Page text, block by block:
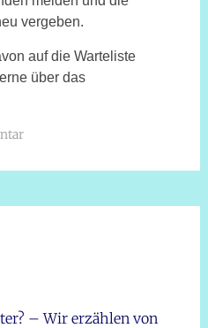
vergeben.
auf die Warteliste
über das
– Wir erzählen von